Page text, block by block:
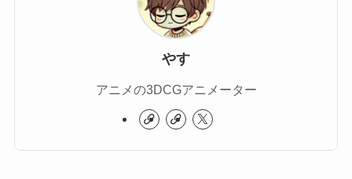
やす
アニメの3DCGアニメーター